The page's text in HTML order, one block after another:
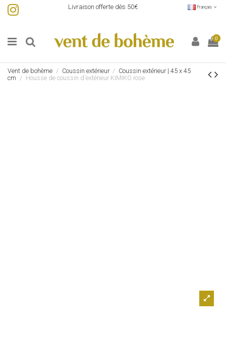
Livraison offerte dès 50€ Français
0
Vent de bohème Coussin extérieur
Coussin extérieur | 45 x 45
cm
Housse de coussin d'extérieur KIMIKO rose